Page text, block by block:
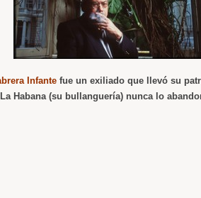
Infante fue un exiliado que llevó su
Habana (su bullanguería) nunca lo